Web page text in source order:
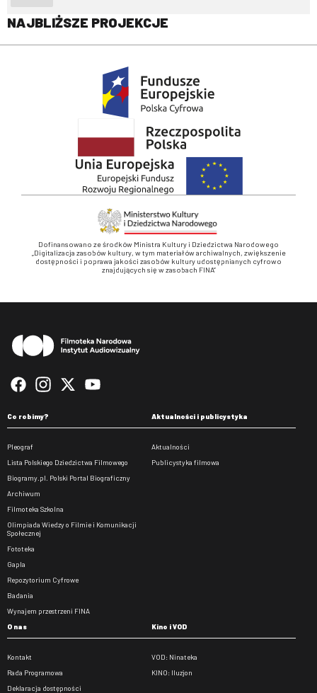
NAJBLIŻSZE PROJEKCJE
Dofinansowano ze środków Ministra Kultury i Dziedzictwa Narodowego
„Digitalizacja zasobów kultury, w tym materiałów archiwalnych, zwiększenie
dostępności i poprawa jakości zasobów kultury udostępnianych cyfrowo
znajdujących się w zasobach FINA”
Co robimy?
Pleograf
Lista Polskiego Dziedzictwa Filmowego
Biogramy.pl. Polski Portal Biograficzny
Archiwum
Filmoteka Szkolna
Olimpiada Wiedzy o Filmie i Komunikacji
Społecznej
Fototeka
Gapla
Repozytorium Cyfrowe
Badania
Wynajem przestrzeni FINA
Aktualności i publicystyka
Aktualności
Publicystyka filmowa
O nas
Kontakt
Rada Programowa
Deklaracja dostępności
Kino i VOD
VOD: Ninateka
KINO: Iluzjon